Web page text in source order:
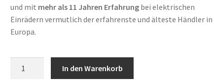
und mit mehr als 11 Jahren Erfahrung bei elektrischen
Einrädern vermutlich der erfahrenste und älteste Händler in
Europa.
In den Warenkorb